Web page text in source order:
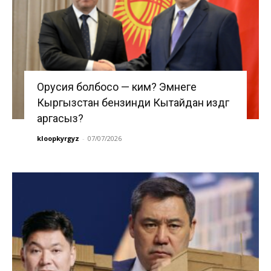
Орусия болбосо — ким? Эмнеге
Кыргызстан бензинди Кытайдан издөөгө
аргасыз?
kloopkyrgyz - 07/07/2026